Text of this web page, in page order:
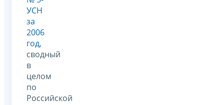
УСН
за
2006
год,
сводный
в
целом
по
Российской